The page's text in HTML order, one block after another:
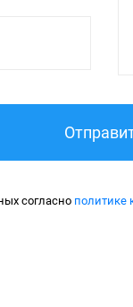
согласно политике